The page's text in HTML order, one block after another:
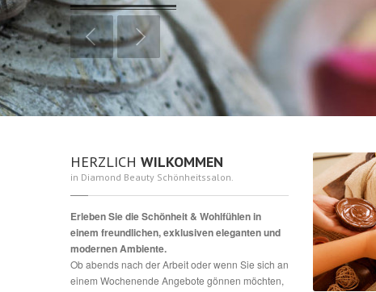
HERZLICH WILKOMMEN
in Diamond Beauty Schönheitssalon.
Erleben Sie die Schönheit & Wohlfühlen in
einem freundlichen, exklusiven eleganten und
modernen Ambiente.
Ob abends nach der Arbeit oder wenn Sie sich an
einem Wochenende Angebote gönnen möchten,